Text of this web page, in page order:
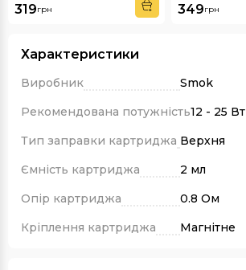
319грн 349грн
Характеристики
Виробник
Smok
Рекомендована потужність12 - 25 Вт
Тип заправки картриджа Верхня
Ємність картриджа
2 мл
Опір картриджа
0.8 Ом
Кріплення картриджа
Магнітне